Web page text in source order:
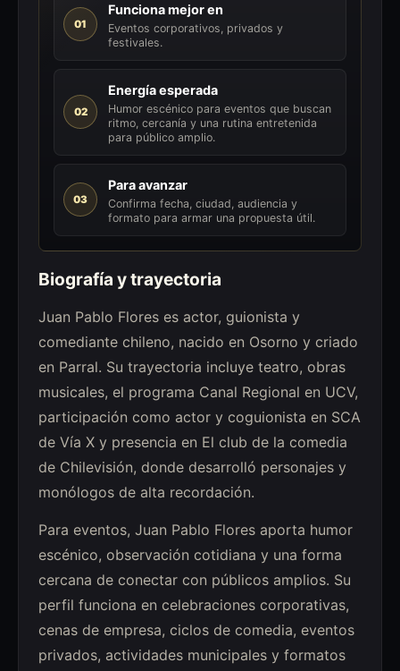
01
Funciona mejor en
Eventos corporativos, privados y
festivales.
02
Energía esperada
Humor escénico para eventos que buscan
ritmo, cercanía y una rutina entretenida
para público amplio.
03
Para avanzar
Confirma fecha, ciudad, audiencia y
formato para armar una propuesta útil.
Biografía y trayectoria
Juan Pablo Flores es actor, guionista y
comediante chileno, nacido en Osorno y criado
en Parral. Su trayectoria incluye teatro, obras
musicales, el programa Canal Regional en UCV,
participación como actor y coguionista en SCA
de Vía X y presencia en El club de la comedia
de Chilevisión, donde desarrolló personajes y
monólogos de alta recordación.
Para eventos, Juan Pablo Flores aporta humor
escénico, observación cotidiana y una forma
cercana de conectar con públicos amplios. Su
perfil funciona en celebraciones corporativas,
cenas de empresa, ciclos de comedia, eventos
privados, actividades municipales y formatos